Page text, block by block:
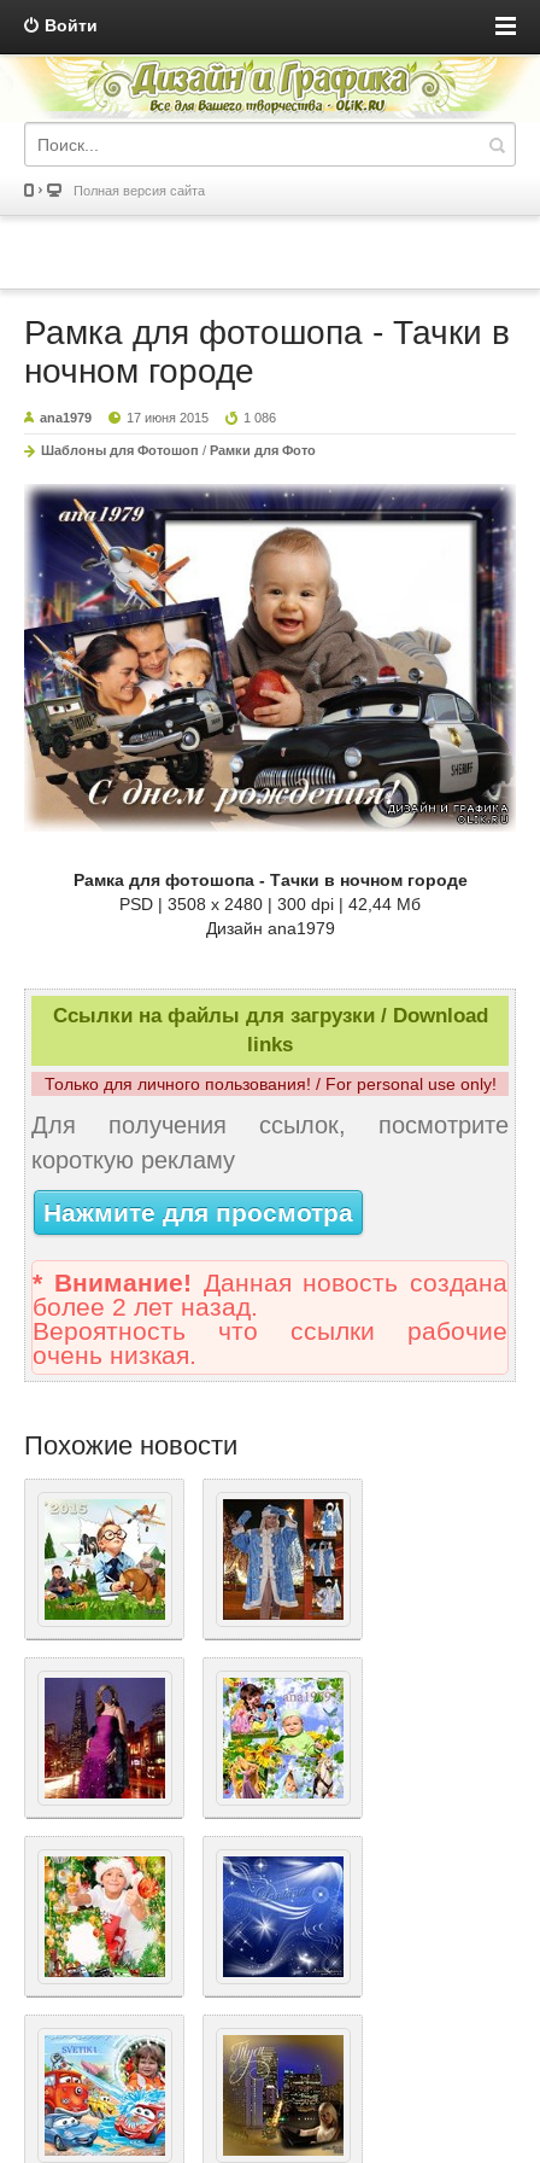
Войти
Полная версия сайта
Рамка для фотошопа - Тачки в
ночном городе
ana1979 17 июня 2015 1 086
Шаблоны для Фотошоп / Рамки для Фото
Рамка для фотошопа - Тачки в ночном городе
PSD | 3508 x 2480 | 300 dpi | 42,44 Мб
Дизайн аnа1979
Ссылки на файлы для загрузки / Download
links
Только для личного пользования! / For personal use only!
Для получения ссылок, посмотрите
короткую рекламу
Нажмите для просмотра
* Внимание! Данная новость создана
более 2 лет назад.
Вероятность что ссылки рабочие
очень низкая.
Похожие новости